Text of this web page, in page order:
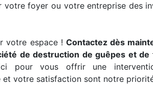
votre foyer ou votre entreprise des
votre espace ! Contactez dès
de destruction de guêpes et de
pour vous offrir une
et votre satisfaction sont notre